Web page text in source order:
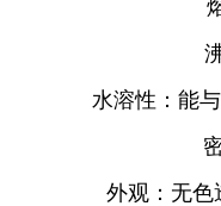
水溶性 ： 能
外观 ： 无色